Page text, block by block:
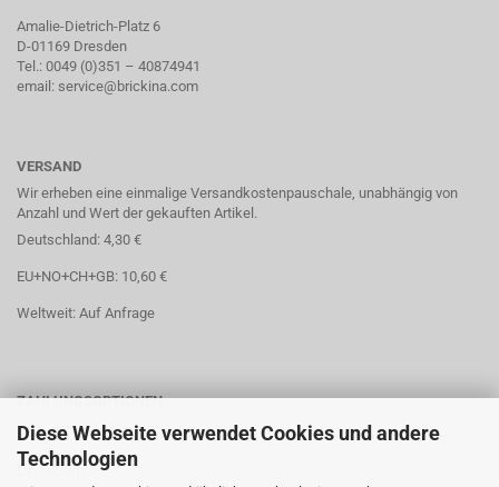
Diese Webseite verwendet Cookies und andere
Technologien
Amalie-Dietrich-Platz 6
D-01169 Dresden
Tel.: 0049 (0)351 – 40874941
email: service@brickina.com
VERSAND
Wir erheben eine einmalige Versandkostenpauschale, unabhängig von
Anzahl und Wert der gekauften Artikel.
Deutschland: 4,30 €
EU+NO+CH+GB: 10,60 €
Weltweit: Auf Anfrage
ZAHLUNGSOPTIONEN
Paypal
Lastschrift